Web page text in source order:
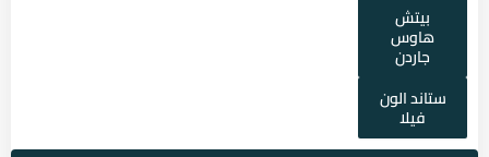
بيتش
هاوس
جاردن
ستاند الون
فيلا